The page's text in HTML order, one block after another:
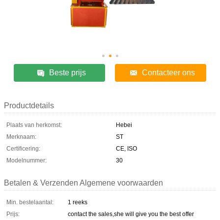
Beste prijs Contacteer ons
Productdetails
Plaats van herkomst:
Hebei
Merknaam:
ST
Certificering:
CE, ISO
Modelnummer:
30
Betalen & Verzenden Algemene voorwaarden
Min. bestelaantal:
1 reeks
Prijs:
contact the sales,she will give you the best offer